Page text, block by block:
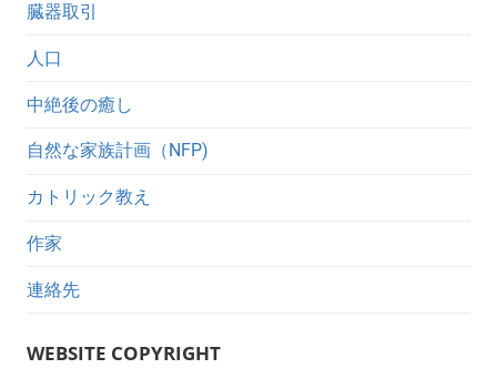
臓器取引
人口
中絶後の癒し
自然な家族計画（NFP)
カトリック教え
作家
連絡先
WEBSITE COPYRIGHT